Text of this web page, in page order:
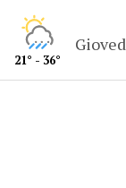
21° - 36°